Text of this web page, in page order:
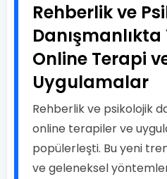
Rehberlik ve
Online Terapi
Uygulamalar
Rehberlik ve psikolojik
online terapiler ve
popülerleşti. Bu yeni
ve geleneksel